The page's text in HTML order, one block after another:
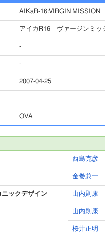
AIKaR-16:VIRGIN MISSION
アイカR16 ヴァージンミッ
-
-
2007-04-25
OVA
西島克彦
金巻兼一
ニックデザイン 山内則康
山内則康
桜井正明